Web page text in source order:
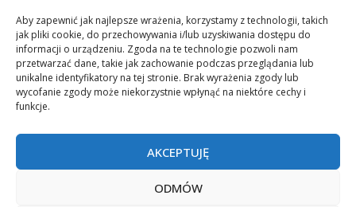
Aby zapewnić jak najlepsze wrażenia, korzystamy z technologii, takich
jak pliki cookie, do przechowywania i/lub uzyskiwania dostępu do
informacji o urządzeniu. Zgoda na te technologie pozwoli nam
przetwarzać dane, takie jak zachowanie podczas przeglądania lub
unikalne identyfikatory na tej stronie. Brak wyrażenia zgody lub
wycofanie zgody może niekorzystnie wpłynąć na niektóre cechy i
funkcje.
AKCEPTUJĘ
ODMÓW
Co zrobimy dla Ciebie:
projekty plakatów na zamówienie
wydrukuj swój plakat